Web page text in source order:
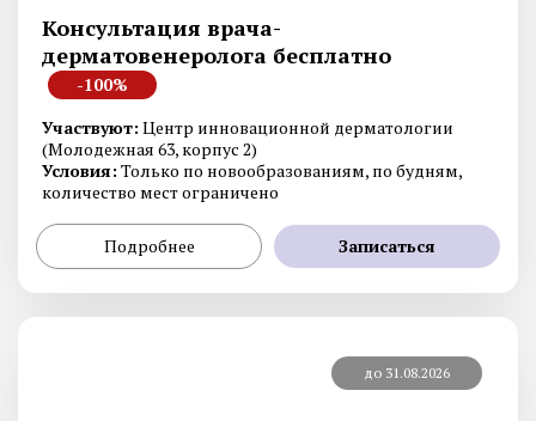
Консультация врача-
дерматовенеролога бесплатно
-100%
Участвуют: Центр инновационной дерматологии
(Молодежная 63, корпус 2)
Условия: Только по новообразованиям, по будням,
количество мест ограничено
Подробнее Записаться
до 31.08.2026